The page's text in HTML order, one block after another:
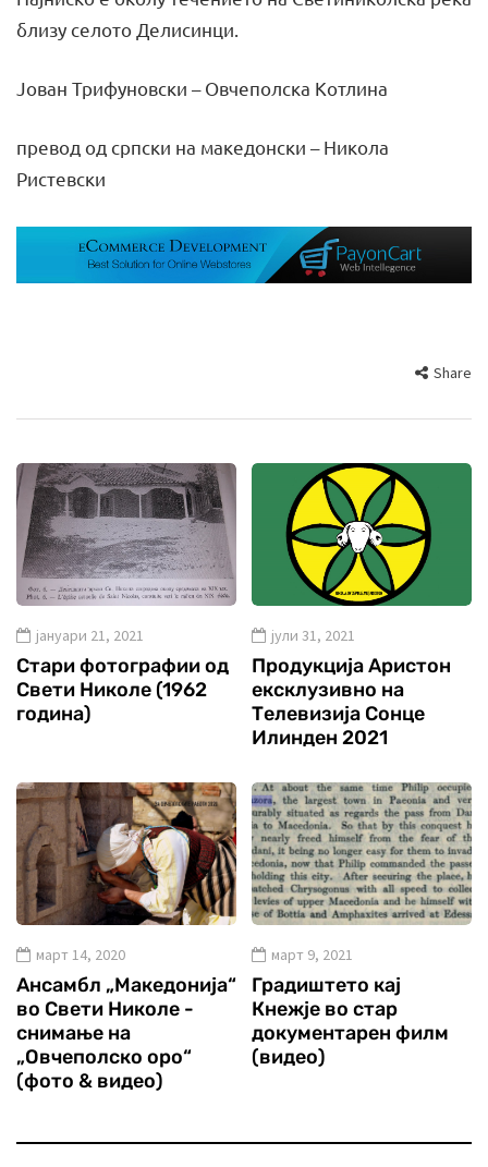
близу селото Делисинци.
Јован Трифуновски – Овчеполска Котлина
превод од српски на македонски – Никола
Ристевски
Share
јануари 21, 2021
Стари фотографии од
Свети Николе (1962
година)
јули 31, 2021
Продукција Аристон
ексклузивно на
Телевизија Сонце
Илинден 2021
март 14, 2020
Ансамбл „Македонија“
во Свети Николе -
снимање на
„Овчеполско оро“
(фото & видео)
март 9, 2021
Градиштето кај
Кнежје во стар
документарен филм
(видео)